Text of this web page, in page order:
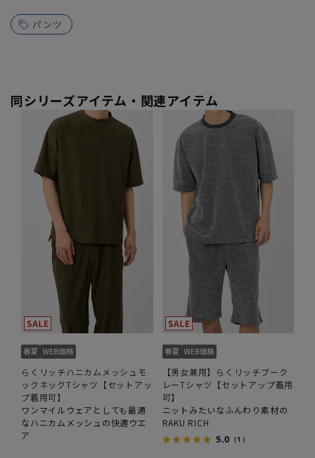
パンツ
同シリーズアイテム・関連アイテム
らくリッチハニカムメッシュモ
ックネックTシャツ【セットアッ
プ着用可】
ワンマイルウェアとしても最適
なハニカムメッシュの快適ウエ
ア
【男女兼用】らくリッチブーク
レーTシャツ【セットアップ着用
可】
ニットみたいなふんわり素材の
RAKU RICH
5.0 （1）